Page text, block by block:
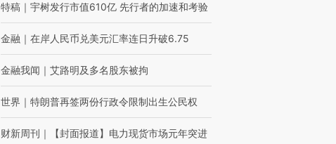
特稿 ｜ 宇树发行市值610亿 先行者的加速和考验
金融 ｜ 在岸人民币兑美元汇率连日升破6.75
金融我闻 ｜ 艾路明及多名股东被拘
世界 ｜ 特朗普再签两份行政令限制出生公民权
财新周刊 ｜ 【封面报道】电力现货市场元年突进